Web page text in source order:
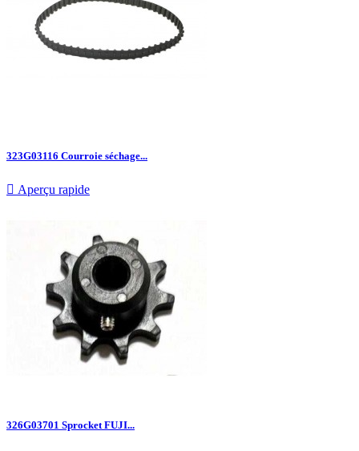
323G03116 Courroie séchage...
 Aperçu rapide
326G03701 Sprocket FUJI...